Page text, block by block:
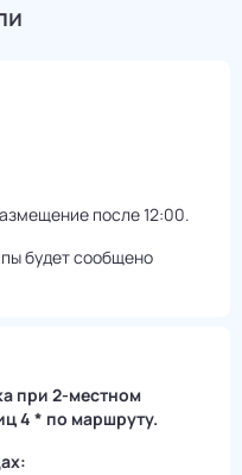
после 12:00.
будет сообщено
при 2-местном
4 * по маршруту.